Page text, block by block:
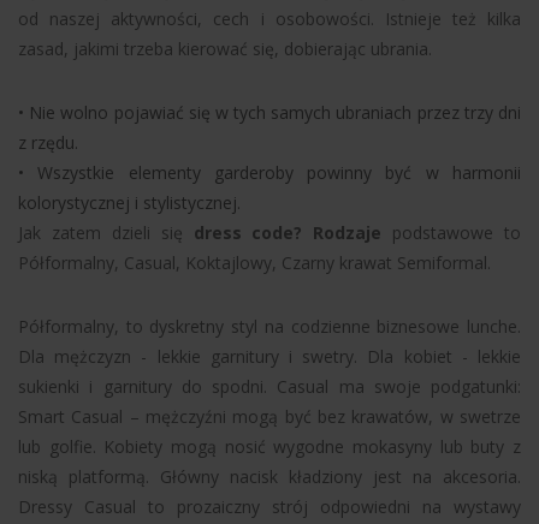
od naszej aktywności, cech i osobowości. Istnieje też kilka
zasad, jakimi trzeba kierować się, dobierając ubrania.
• Nie wolno pojawiać się w tych samych ubraniach przez trzy dni
z rzędu.
•Wszystkie elementy garderoby powinny być w harmonii
kolorystycznej i stylistycznej.
Jak zatem dzieli się dress code? Rodzaje podstawowe to
Półformalny, Casual, Koktajlowy, Czarny krawat Semiformal.
Półformalny, to dyskretny styl na codzienne biznesowe lunche.
Dla mężczyzn - lekkie garnitury i swetry. Dla kobiet - lekkie
sukienki i garnitury do spodni. Casual ma swoje podgatunki:
Smart Casual – mężczyźni mogą być bez krawatów, w swetrze
lub golfie. Kobiety mogą nosić wygodne mokasyny lub buty z
niską platformą. Główny nacisk kładziony jest na akcesoria.
Dressy Casual to prozaiczny strój odpowiedni na wystawy